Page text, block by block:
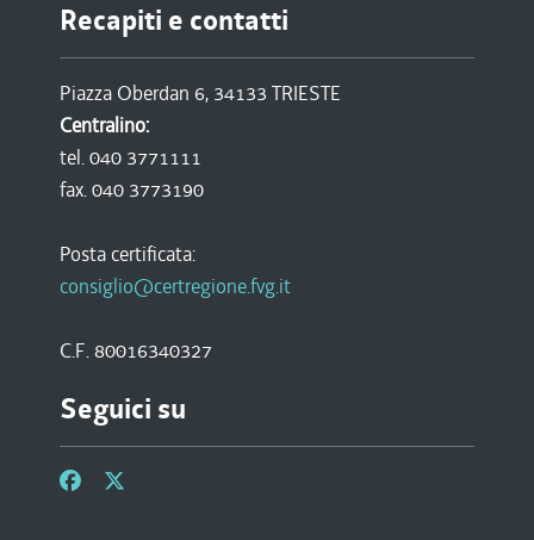
Recapiti e contatti
Piazza Oberdan 6, 34133 TRIESTE
Centralino:
tel. 040 3771111
fax. 040 3773190
Posta certificata:
consiglio@certregione.fvg.it
C.F. 80016340327
Seguici su